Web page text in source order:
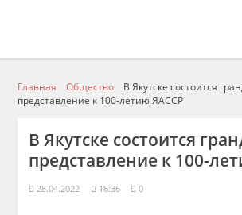
Главная Общество
В Якутске состоится
представление к 100-летию ЯАССР
В Якутске состоится
представление к 100-
28.04.2022 16:36 0